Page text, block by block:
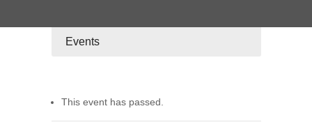
Events
This event has passed.